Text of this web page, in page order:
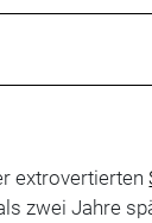
extrovertierten
zwei Jahre